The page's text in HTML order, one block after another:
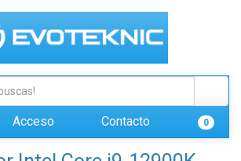
Acceso Contacto 0